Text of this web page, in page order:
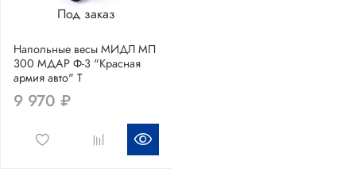
Под заказ
Напольные весы МИДЛ МП
300 МДАР Ф-3 "Красная
армия авто" Т
9 970 ₽